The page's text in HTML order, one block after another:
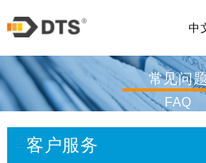
中
常见问
FAQ
客户服务